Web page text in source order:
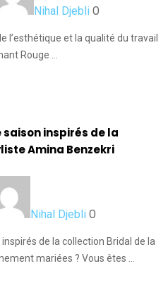
Nihal Djebli 0
l’esthétique et la qualité du travail
Rouge …
inspirés de la
Amina Benzekri
Nihal Djebli 0
de la collection Bridal de la
mariées ? Vous êtes …